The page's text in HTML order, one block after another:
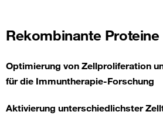
Rekombinante Proteine
Optimierung von Zellproliferation
für die Immuntherapie-Forschung
Aktivierung unterschiedlichster